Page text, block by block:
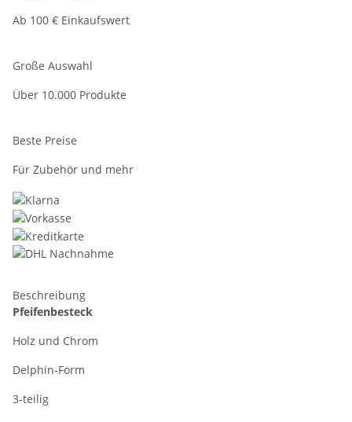
Ab 100 € Einkaufswert
Große Auswahl
Über 10.000 Produkte
Beste Preise
Für Zubehör und mehr
Beschreibung
Pfeifenbesteck
Holz und Chrom
Delphin-Form
3-teilig